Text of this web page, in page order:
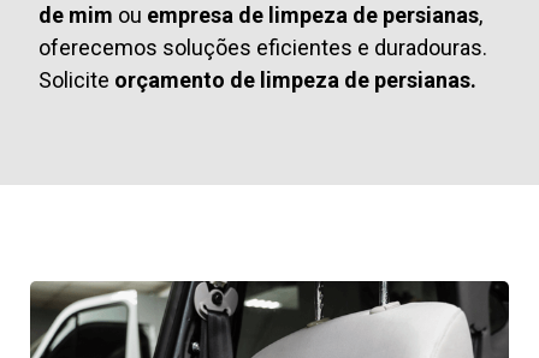
de mim ou empresa de limpeza de persianas,
oferecemos soluções eficientes e duradouras.
Solicite orçamento de limpeza de persianas.